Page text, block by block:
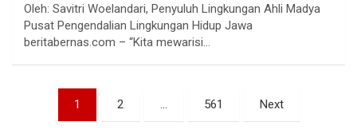
Oleh: Savitri Woelandari, Penyuluh Lingkungan Ahli Madya
Pusat Pengendalian Lingkungan Hidup Jawa
beritabernas.com – “Kita mewarisi…
Paginasi
1 2 … 561 Next